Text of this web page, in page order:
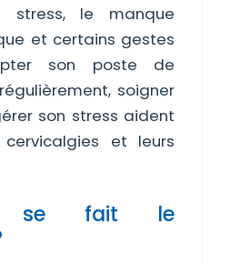
stress, le manque
et certains gestes
son poste de
soigner
son stress aident
et leurs
se fait le